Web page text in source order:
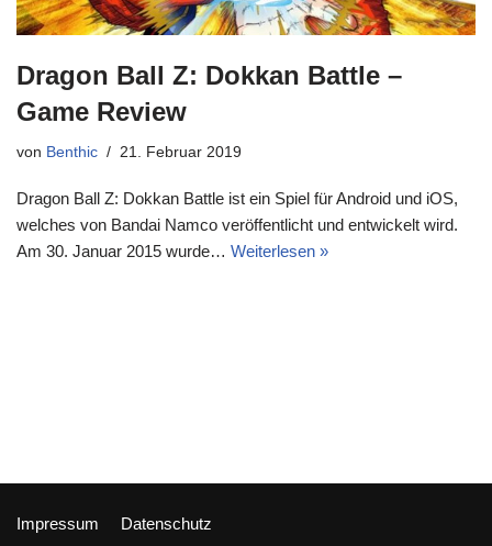
Dragon Ball Z: Dokkan Battle –
Game Review
von Benthic 21. Februar 2019
Dragon Ball Z: Dokkan Battle ist ein Spiel für Android und iOS,
welches von Bandai Namco veröffentlicht und entwickelt wird.
Am 30. Januar 2015 wurde… Weiterlesen »
Impressum Datenschutz